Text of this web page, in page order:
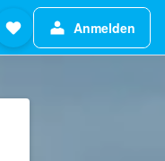
Anmelden